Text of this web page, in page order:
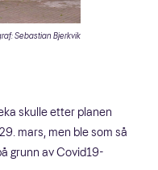
Sebastian Bjerkvik
skulle etter planen
mars, men ble som så
grunn av Covid19-